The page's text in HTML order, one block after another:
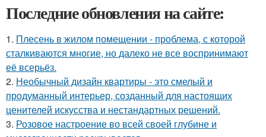
Последние обновления на сайте:
1. Плесень в жилом помещении - проблема, с которой
сталкиваются многие, но далеко не все воспринимают
её всерьёз.
2. Необычный дизайн квартиры - это смелый и
продуманный интерьер, созданный для настоящих
ценителей искусства и нестандартных решений.
3. Розовое настроение во всей своей глубине и